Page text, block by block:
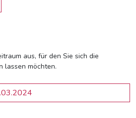
aus, für den Sie sich die
lassen möchten.